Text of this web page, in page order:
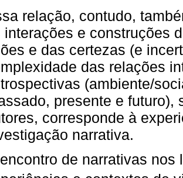
relação, contudo,
interações e construções
e das certezas (e
das relações
(ambiente/
presente e futuro),
corresponde à
narrativa.
de narrativas